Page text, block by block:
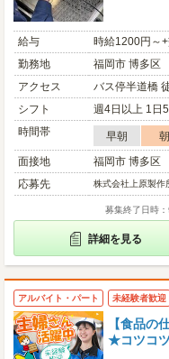
給与
時給1200円～
勤務地
福岡市 博多区
アクセス
バス停半道橋
シフト
週4日以上 1日
時間帯
早朝 朝
面接地
福岡市 博多区
応募先
株式会社上原製作
募集終了日時
詳細を見る
アルバイト・パート 未経験者歓迎
【食品の
★コツコ